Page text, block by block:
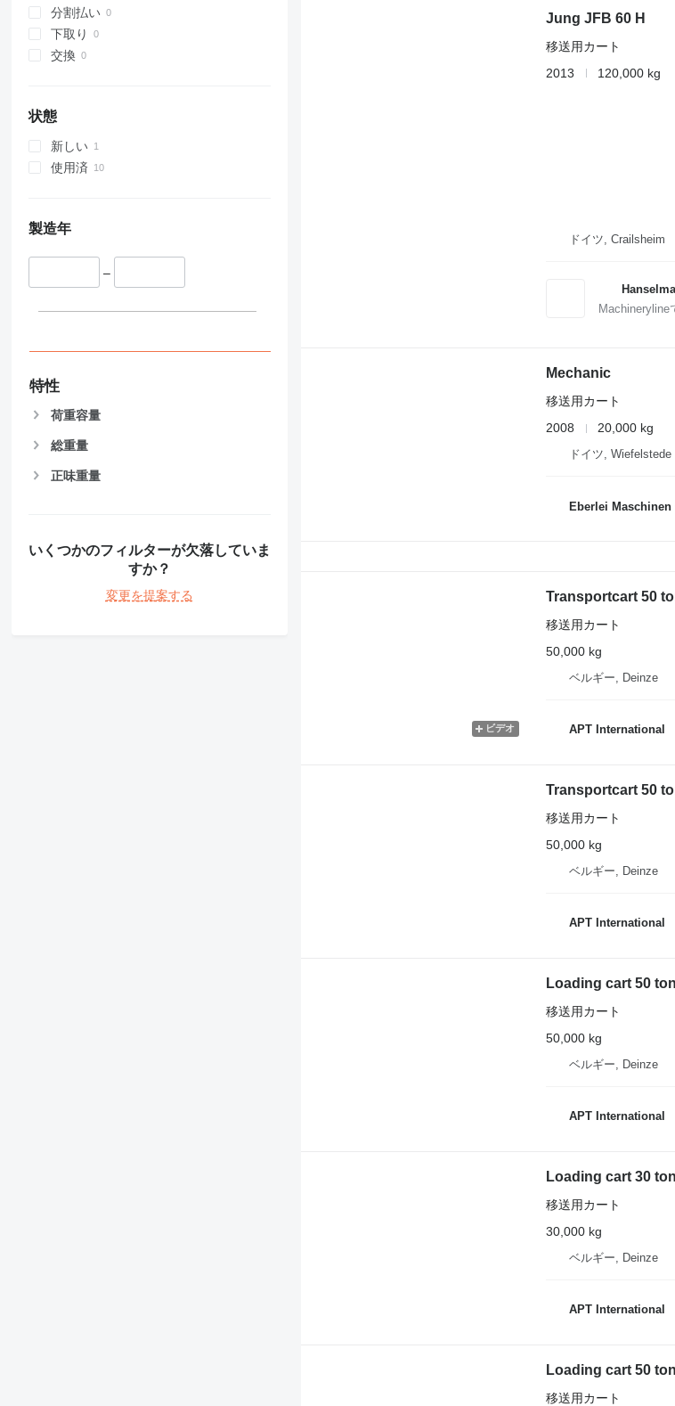
分割払い
下取り
交換
状態
新しい
使用済
製造年
–
特性
荷重容量
総重量
正味重量
いくつかのフィルターが欠落していま
すか？
変更を提案する
Jung JFB 60 H
移送用カート
2013
120,000 kg
ドイツ, Crailsheim
Machineryline
Mechanic
移送用カート
2008
20,000 kg
ドイツ, Wiefelstede
Eberlei Maschinen
ビデオ
Transportcart 50
移送用カート
50,000 kg
ベルギー, Deinze
APT International
Transportcart 50
移送用カート
50,000 kg
ベルギー, Deinze
APT International
Loading cart 50 ton
移送用カート
50,000 kg
ベルギー, Deinze
APT International
Loading cart 30 ton
移送用カート
30,000 kg
ベルギー, Deinze
APT International
Loading cart 50 ton
移送用カート